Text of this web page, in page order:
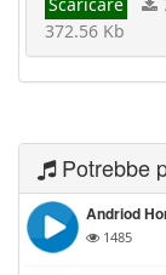
372.56 Kb
Potrebbe
Andriod
1485